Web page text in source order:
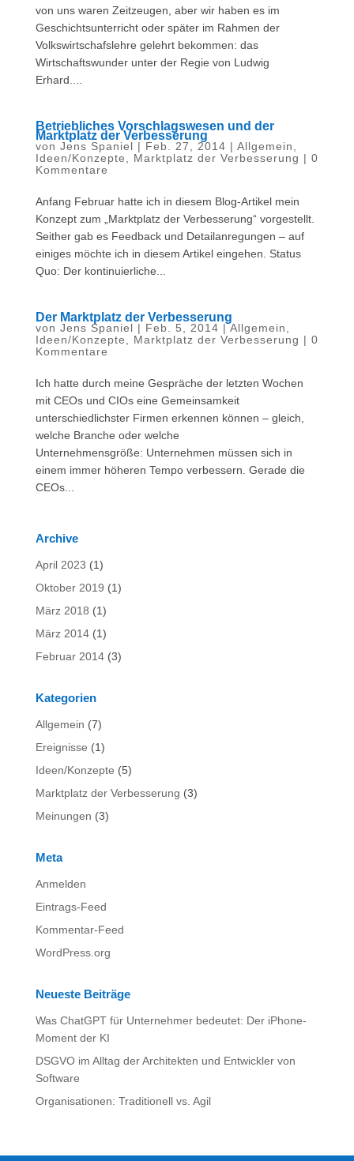
von uns waren Zeitzeugen, aber wir haben es im
Geschichtsunterricht oder später im Rahmen der
Volkswirtschafslehre gelehrt bekommen: das
Wirtschaftswunder unter der Regie von Ludwig
Erhard....
Betriebliches Vorschlagswesen und der
Marktplatz der Verbesserung
von Jens Spaniel | Feb. 27, 2014 | Allgemein
Ideen/Konzepte
Marktplatz der Verbesserung | 0
Kommentare
Anfang Februar hatte ich in diesem Blog-Artikel mein
Konzept zum „Marktplatz der Verbesserung“ vorgestellt.
Seither gab es Feedback und Detailanregungen – auf
einiges möchte ich in diesem Artikel eingehen. Status
Quo: Der kontinuierliche...
Der Marktplatz der Verbesserung
von Jens Spaniel | Feb. 5, 2014 |Allgemein
Ideen/Konzepte
Marktplatz der Verbesserung | 0
Kommentare
Ich hatte durch meine Gespräche der letzten Wochen
mit CEOs und CIOs eine Gemeinsamkeit
unterschiedlichster Firmen erkennen können – gleich,
welche Branche oder welche
Unternehmensgröße: Unternehmen müssen sich in
einem immer höheren Tempo verbessern. Gerade die
CEOs...
Archive
April 2023 (1)
Oktober 2019 (1)
März 2018 (1)
März 2014(1)
Februar 2014(3)
Kategorien
Allgemein (7)
Ereignisse (1)
Ideen/Konzepte (5)
Marktplatz der Verbesserung (3)
Meinungen (3)
Meta
Anmelden
Eintrags-Feed
Kommentar-Feed
WordPress.org
Neueste Beiträge
Was ChatGPT für Unternehmer bedeutet: Der iPhone-
Moment der KI
DSGVO im Alltag der Architekten und Entwickler von
Software
Organisationen: Traditionell vs. Agil